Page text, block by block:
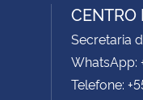
CENTRO
Secretaria
WhatsApp:
Telefone: